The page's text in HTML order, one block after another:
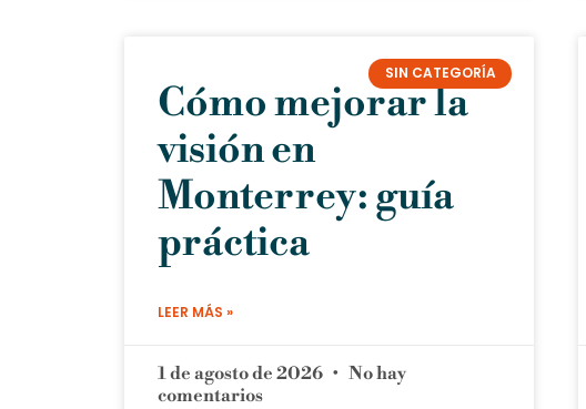
SIN CATEGORÍA
Cómo mejorar la
visión en
Monterrey: guía
práctica
LEER MÁS »
1 de agosto de 2026
No hay
comentarios